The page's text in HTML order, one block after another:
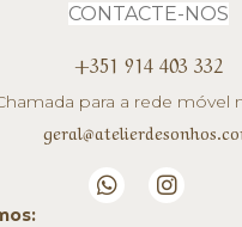
CONTACTE-NOS
+351 914 403 332
para a rede móvel